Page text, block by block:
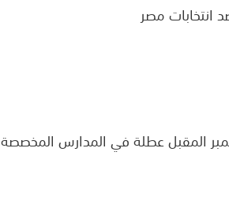
انتخابات مصر
:يوم الأحد 6 ديسمبر المقبل عطلة في المدارس المخصصة